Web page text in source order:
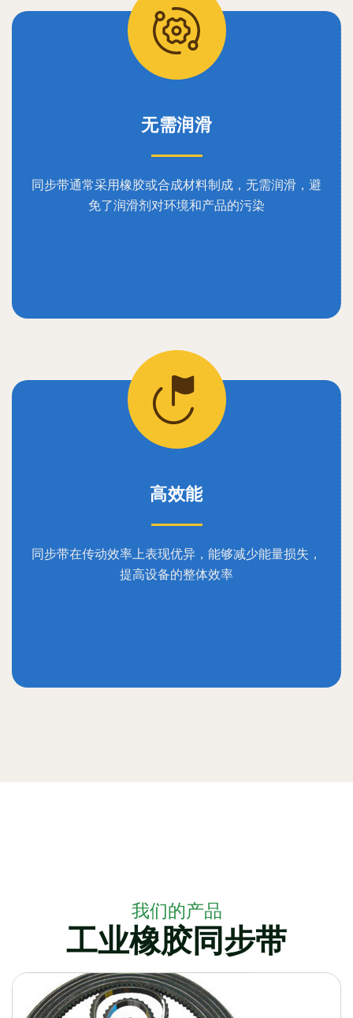
无需润滑
同步带通常采用橡胶或合成材料制成，无需润滑，避
免了润滑剂对环境和产品的污染
高效能
同步带在传动效率上表现优异，能够减少能量损失，
提高设备的整体效率
我们的产品
工业橡胶同步带